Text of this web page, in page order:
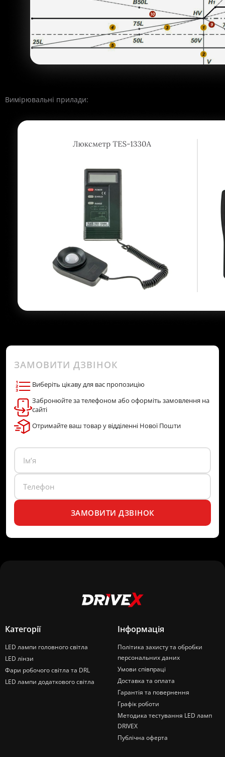
Вимірювальні прилади:
ЗАМОВИТИ ДЗВІНОК
Виберіть цікаву для вас пропозицію
Забронюйте за телефоном або оформіть замовлення на
сайті
Отримайте ваш товар у відділенні Нової Пошти
ЗАМОВИТИ ДЗВІНОК
Категорії
LED лампи головного світла
LED лінзи
Фари робочого світла та DRL
LED лампи додаткового світла
Інформація
Політика захисту та обробки
персональних даних
Умови співпраці
Доставка та оплата
Гарантія та повернення
Графік роботи
Методика тестування LED ламп
DRIVEX
Публічна оферта